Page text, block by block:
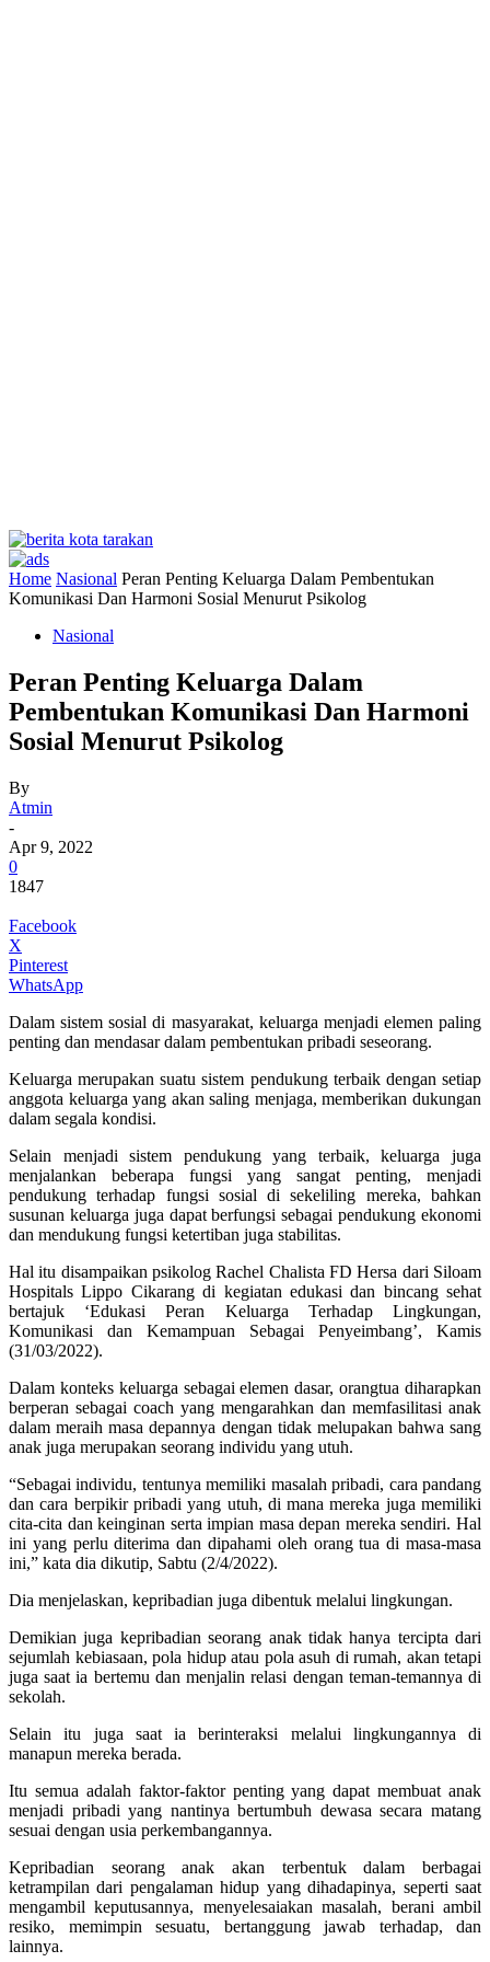
Home Nasional Peran Penting Keluarga Dalam Pembentukan
Komunikasi Dan Harmoni Sosial Menurut Psikolog
Nasional
Peran Penting Keluarga Dalam
Pembentukan Komunikasi Dan Harmoni
Sosial Menurut Psikolog
By
Atmin
-
Apr 9, 2022
0
1847
Facebook
X
Pinterest
WhatsApp
Dalam sistem sosial di masyarakat, keluarga menjadi elemen paling
penting dan mendasar dalam pembentukan pribadi seseorang.
Keluarga merupakan suatu sistem pendukung terbaik dengan setiap
anggota keluarga yang akan saling menjaga, memberikan dukungan
dalam segala kondisi.
Selain menjadi sistem pendukung yang terbaik, keluarga juga
menjalankan beberapa fungsi yang sangat penting, menjadi
pendukung terhadap fungsi sosial di sekeliling mereka, bahkan
susunan keluarga juga dapat berfungsi sebagai pendukung ekonomi
dan mendukung fungsi ketertiban juga stabilitas.
Hal itu disampaikan psikolog Rachel Chalista FD Hersa dari Siloam
Hospitals Lippo Cikarang di kegiatan edukasi dan bincang sehat
bertajuk ‘Edukasi Peran Keluarga Terhadap Lingkungan,
Komunikasi dan Kemampuan Sebagai Penyeimbang’, Kamis
(31/03/2022).
Dalam konteks keluarga sebagai elemen dasar, orangtua diharapkan
berperan sebagai coach yang mengarahkan dan memfasilitasi anak
dalam meraih masa depannya dengan tidak melupakan bahwa sang
anak juga merupakan seorang individu yang utuh.
“Sebagai individu, tentunya memiliki masalah pribadi, cara pandang
dan cara berpikir pribadi yang utuh, di mana mereka juga memiliki
cita-cita dan keinginan serta impian masa depan mereka sendiri. Hal
ini yang perlu diterima dan dipahami oleh orang tua di masa-masa
ini,” kata dia dikutip, Sabtu (2/4/2022).
Dia menjelaskan, kepribadian juga dibentuk melalui lingkungan.
Demikian juga kepribadian seorang anak tidak hanya tercipta dari
sejumlah kebiasaan, pola hidup atau pola asuh di rumah, akan tetapi
juga saat ia bertemu dan menjalin relasi dengan teman-temannya di
sekolah.
Selain itu juga saat ia berinteraksi melalui lingkungannya di
manapun mereka berada.
Itu semua adalah faktor-faktor penting yang dapat membuat anak
menjadi pribadi yang nantinya bertumbuh dewasa secara matang
sesuai dengan usia perkembangannya.
Kepribadian seorang anak akan terbentuk dalam berbagai
ketrampilan dari pengalaman hidup yang dihadapinya, seperti saat
mengambil keputusannya, menyelesaiakan masalah, berani ambil
resiko, memimpin sesuatu, bertanggung jawab terhadap, dan
lainnya.